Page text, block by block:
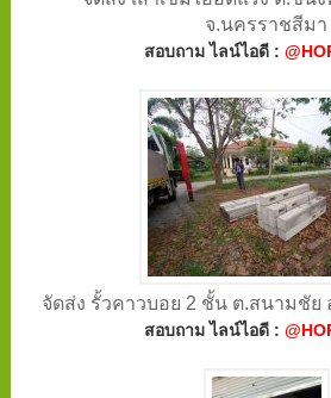
จ.นครราชสีมา
สอบถาม ไลน์ไอดี :
จัดส่ง รั้วคาวบอย 2 ชั้น ต.สนามชัย
สอบถาม ไลน์ไอดี :